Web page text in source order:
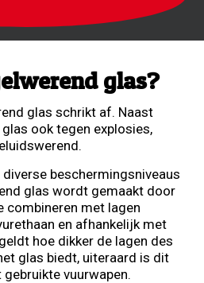
glas?
glas schrikt af. Naast
ook tegen explosies,
beschermingsniveaus
glas wordt gemaakt door
combineren met lagen
en afhankelijk met
hoe dikker de lagen des
glas biedt, uiteraard is dit
vuurwapen.